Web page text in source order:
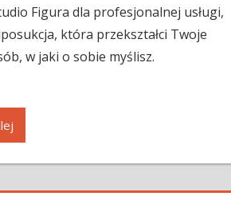
Figura dla profesjonalnej usługi,
która przekształci Twoje
w jaki o sobie myślisz.